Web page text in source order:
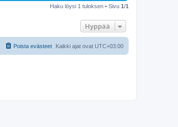
Haku löysi 1 tuloksen • Sivu 1/1
Hyppää
Kaikki ajat ovat UTC+03:00
Poista evästeet